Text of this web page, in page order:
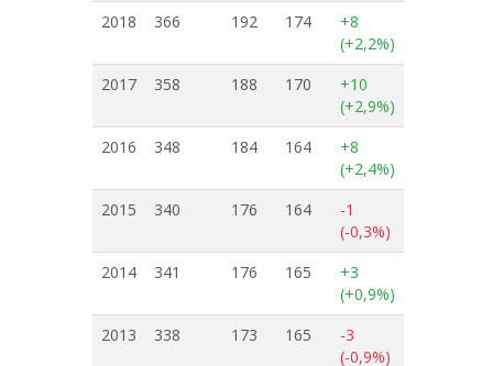
2018
366 192 174
+8
(+2,2%)
2017
358 188 170
+10
(+2,9%)
2016
348 184 164
+8
(+2,4%)
2015
340 176 164
-1
(-0,3%)
2014
341 176 165
+3
(+0,9%)
2013
338 173 165
-3
(-0,9%)